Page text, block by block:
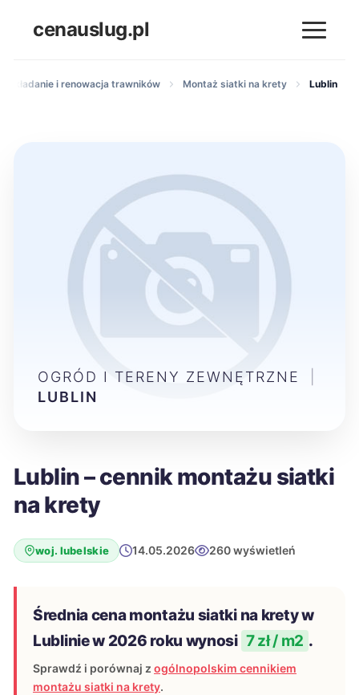
cenauslug.pl
Zakładanie i renowacja trawników Montaż siatki na krety Lublin
Lublin – cennik montażu siatki
na krety
woj. lubelskie 14.05.2026 260 wyświetleń
Średnia cena montażu siatki na krety w
Lublinie w 2026 roku wynosi 7 zł / m2 .
Sprawdź i porównaj z ogólnopolskim cennikiem
montażu siatki na krety.
OGRÓD I TERENY ZEWNĘTRZNE
LUBLIN